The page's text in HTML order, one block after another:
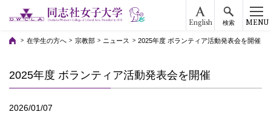
English 検索 MENU
在学生の方へ 宗教部 ニュース 2025年度 ボランティア活動発表会を開催
2025年度 ボランティア活動発表会を開催
2026/01/07